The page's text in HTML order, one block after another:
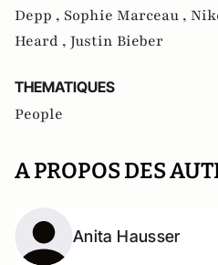
Depp , Sophie Marceau ,
Heard , Justin Bieber
THEMATIQUES
People
A PROPOS DES
Anita Hausser